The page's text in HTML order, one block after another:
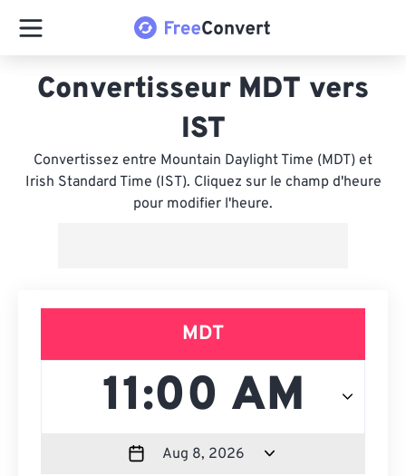
Convertisseur MDT vers
IST
Convertissez entre Mountain Daylight Time (MDT) et
Irish Standard Time (IST). Cliquez sur le champ d'heure
pour modifier l'heure.
MDT